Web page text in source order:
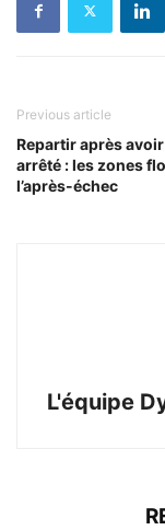
Previous article
Repartir après
arrêté : les zones
l’après-échec
L'équipe